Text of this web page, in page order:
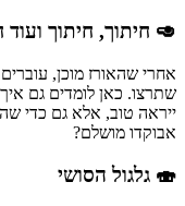
🥑 חיתוך, חיתוך ועוד
אחרי שהאורז מוכן,
שתרצו. כאן לומדים גם
ייראה טוב, אלא גם כדי
אבוקדו מושלם?
🍣 גלגול הסושי